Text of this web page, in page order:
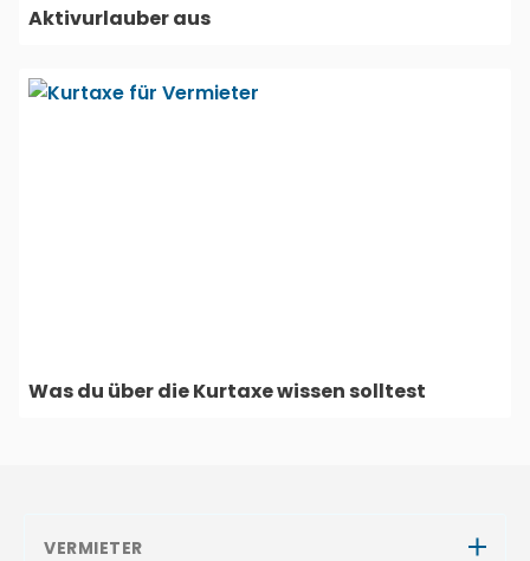
Aktivurlauber aus
Was du über die Kurtaxe wissen solltest
VERMIETER